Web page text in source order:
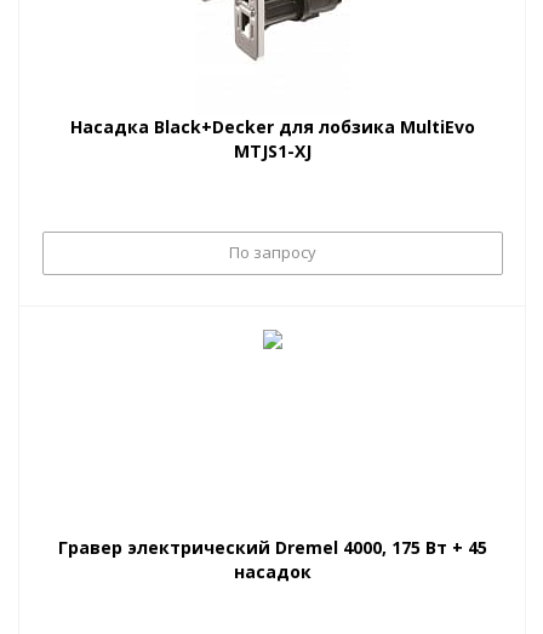
Насадка Black+Decker для лобзика MultiEvo
MTJS1-XJ
По запросу
Гравер электрический Dremel 4000, 175 Вт + 45
насадок